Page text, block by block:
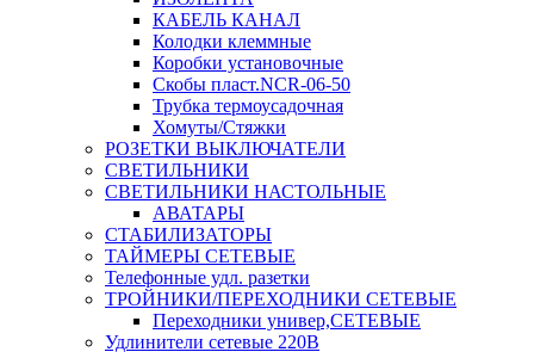
КАБЕЛЬ КАНАЛ
Колодки клеммные
Коробки установочные
Скобы пласт.NCR-06-50
Трубка термоусадочная
Хомуты/Стяжки
РОЗЕТКИ ВЫКЛЮЧАТЕЛИ
СВЕТИЛЬНИКИ
СВЕТИЛЬНИКИ НАСТОЛЬНЫЕ
АВАТАРЫ
СТАБИЛИЗАТОРЫ
ТАЙМЕРЫ СЕТЕВЫЕ
Телефонные удл. разетки
ТРОЙНИКИ/ПЕРЕХОДНИКИ СЕТЕВЫЕ
Переходники универ,СЕТЕВЫЕ
Удлинители сетевые 220В